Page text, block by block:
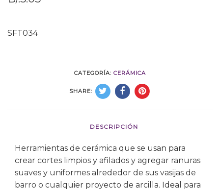
SFT034
CATEGORÍA: CERÁMICA
SHARE:
DESCRIPCIÓN
Herramientas de cerámica que se usan para
crear cortes limpios y afilados y agregar ranuras
suaves y uniformes alrededor de sus vasijas de
barro o cualquier proyecto de arcilla. Ideal para